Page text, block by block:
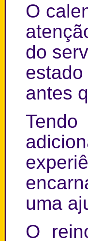
O
do
antes
uma
O